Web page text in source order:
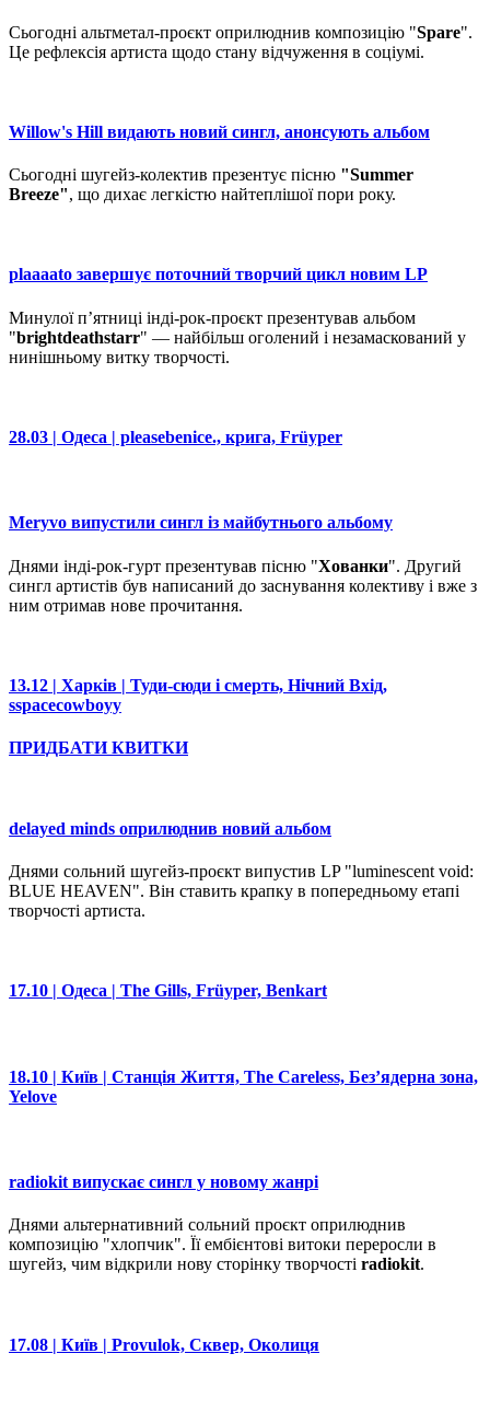
Сьогодні альтметал-проєкт оприлюднив композицію "Spare".
Це рефлексія артиста щодо стану відчуження в соціумі.
Willow's Hill видають новий сингл, анонсують альбом
Сьогодні шугейз-колектив презентує пісню "Summer
Breeze", що дихає легкістю найтеплішої пори року.
plaaaato завершує поточний творчий цикл новим LP
Минулої пʼятниці інді-рок-проєкт презентував альбом
"brightdeathstarr" — найбільш оголений і незамаскований у
нинішньому витку творчості.
28.03 | Одеса | pleasebenice., крига, Früyper
Meryvo випустили сингл із майбутнього альбому
Днями інді-рок-гурт презентував пісню "Хованки". Другий
сингл артистів був написаний до заснування колективу і вже з
ним отримав нове прочитання.
13.12 | Харків | Туди-сюди і смерть, Нічний Вхід,
sspacecowboyy
ПРИДБАТИ КВИТКИ
delayed minds оприлюднив новий альбом
Днями сольний шугейз-проєкт випустив LP "luminescent void:
BLUE HEAVEN". Він ставить крапку в попередньому етапі
творчості артиста.
17.10 | Одеса | The Gills, Früyper, Benkart
18.10 | Київ | Станція Життя, The Careless, Безʼядерна зона,
Yelove
radiokit випускає сингл у новому жанрі
Днями альтернативний сольний проєкт оприлюднив
композицію "хлопчик". Її ембієнтові витоки переросли в
шугейз, чим відкрили нову сторінку творчості radiokit.
17.08 | Київ | Provulok, Сквер, Околиця